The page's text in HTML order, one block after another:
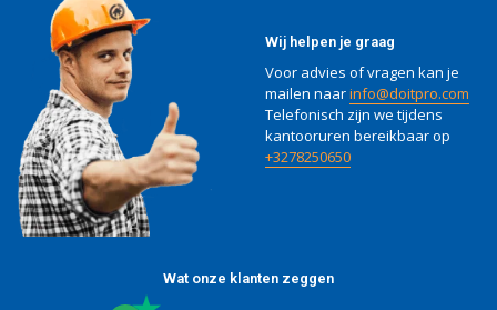
Wij helpen je graag
Voor advies of vragen kan je
mailen naarinfo@doitpro.com
Telefonisch zijn we tijdens
kantooruren bereikbaar op
+3278250650
Wat onze klanten zeggen